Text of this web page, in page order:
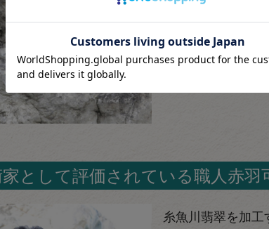
一つひとつ丁寧
として評価されている職人赤羽
糸魚川翡翠を加